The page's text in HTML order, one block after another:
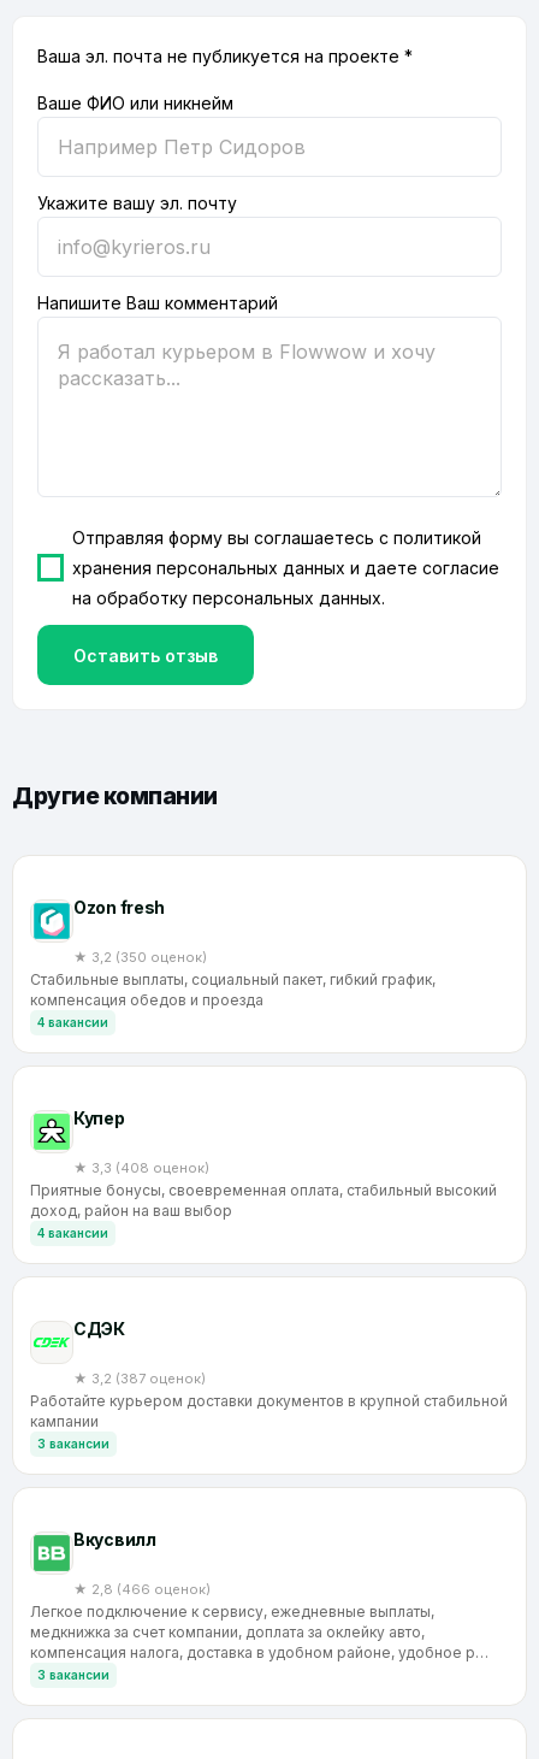
Ваша эл. почта не публикуется на проекте *
Ваше ФИО или никнейм
Укажите вашу эл. почту
Напишите Ваш комментарий
Отправляя форму вы соглашаетесь сполитикой
хранения персональных данных и даете согласие
наобработку персональных данных.
Оставить отзыв
Другие компании
Ozon fresh
★ 3,2 (350 оценок)
Стабильные выплаты, социальный пакет, гибкий график,
компенсация обедов и проезда
4 вакансии
Купер
★ 3,3 (408 оценок)
Приятные бонусы, своевременная оплата, стабильный высокий
доход, район на ваш выбор
4 вакансии
CДЭК
★ 3,2 (387 оценок)
Работайте курьером доставки документов в крупной стабильной
кампании
3 вакансии
Вкусвилл
★ 2,8 (466 оценок)
Легкое подключение к сервису, ежедневные выплаты,
медкнижка за счет компании, доплата за оклейку авто,
компенсация налога, доставка в удобном районе, удобное р…
3 вакансии